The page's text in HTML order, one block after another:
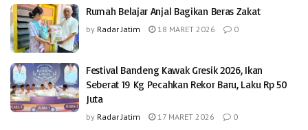
Rumah Belajar Anjal Bagikan Beras Zakat
by Radar Jatim 18 MARET 2026 0
Festival Bandeng Kawak Gresik 2026, Ikan
Seberat 19 Kg Pecahkan Rekor Baru, Laku Rp 50
Juta
by Radar Jatim 17 MARET 2026 0